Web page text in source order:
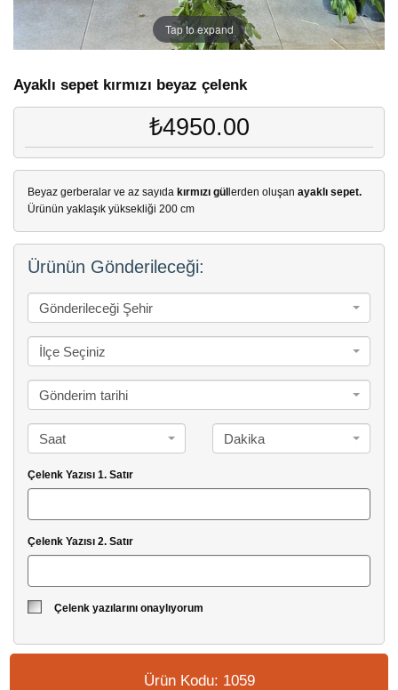
Tap to expand
Ayaklı sepet kırmızı beyaz çelenk
₺4950.00
Beyaz gerberalar ve az sayıda kırmızı güllerden oluşan ayaklı sepet.
Ürünün yaklaşık yüksekliği 200 cm
Ürünün Gönderileceği:
Gönderileceği Şehir
İlçe Seçiniz
Gönderim tarihi
Saat Dakika
Çelenk Yazısı 1. Satır
Çelenk Yazısı 2. Satır
Çelenk yazılarını onaylıyorum
Ürün Kodu: 1059